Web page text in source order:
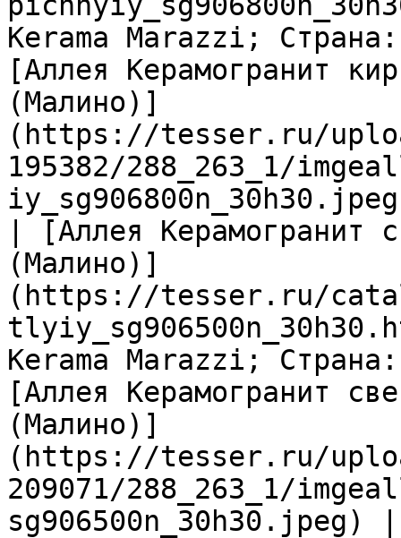
Kerama Marazzi;
[Аллея Керамогранит
(Малино)]
(https://tesser.ru/
195382/288_263_1/
| [Аллея Керамогранит
(Малино)]
(https://tesser.ru/
Kerama Marazzi;
[Аллея Керамогранит
(Малино)]
(https://tesser.ru/
209071/288_263_1/
sg906500n_30h30.jpeg) |